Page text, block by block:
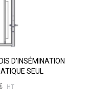
D’INSÉMINATION
SEUL
HT